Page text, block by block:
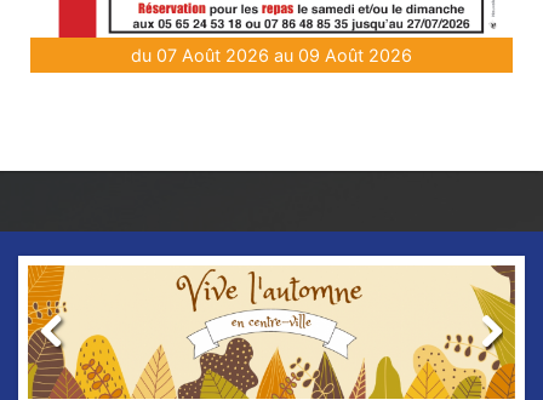
du 07 Août 2026 au 09 Août 2026
Previous Next